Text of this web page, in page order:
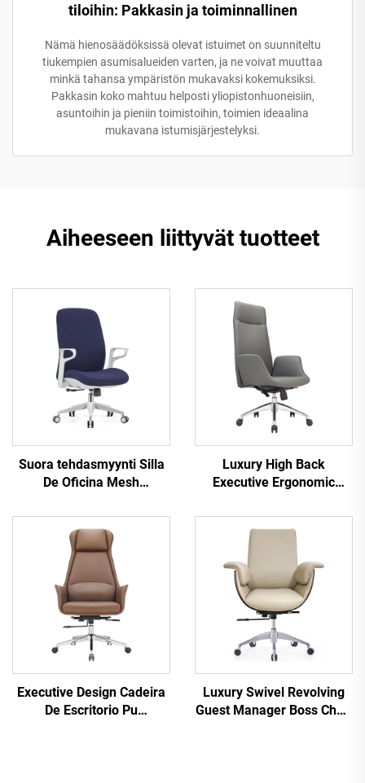
tiloihin: Pakkasin ja toiminnallinen
Nämä hienosäädöksissä olevat istuimet on suunniteltu
tiukempien asumisalueiden varten, ja ne voivat muuttaa
minkä tahansa ympäristön mukavaksi kokemuksiksi.
Pakkasin koko mahtuu helposti yliopistonhuoneisiin,
asuntoihin ja pieniin toimistoihin, toimien ideaalina
mukavana istumisjärjestelyksi.
Aiheeseen liittyvät tuotteet
Suora tehdasmyynti Silla
De Oficina Mesh
Kääntyvä työtuoli
henkilökunnalle
Keskiselkä Tietokoneen
työtuoli
Luxury High Back
Executive Ergonomic
Parhaat Pu-nahkaiset
toimistotullit
Executive Design Cadeira
De Escritorio Pu
Luxury Swivel Revolving
Guest Manager Boss Chair